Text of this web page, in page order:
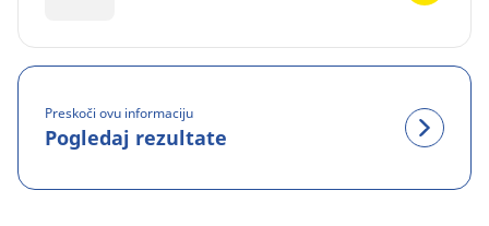
Preskoči ovu informaciju
Pogledaj rezultate